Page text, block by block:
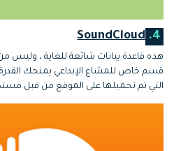
4.
SoundCloud
هذه قاعدة بيانات شائعة للغاية ،
قسم خاص للمشاع الإبداعي يمنحك
التي تم تحميلها على الموقع من قبل